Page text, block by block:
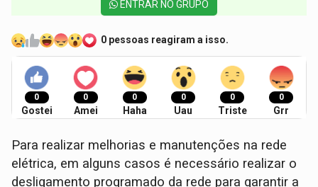
ENTRAR NO GRUPO
0 pessoas reagiram a isso.
0
Gostei
0
Amei
0
Haha
0
Uau
0
Triste
0
Grr
Para realizar melhorias e manutenções na rede
elétrica, em alguns casos é necessário realizar o
desligamento programado da rede para garantir a